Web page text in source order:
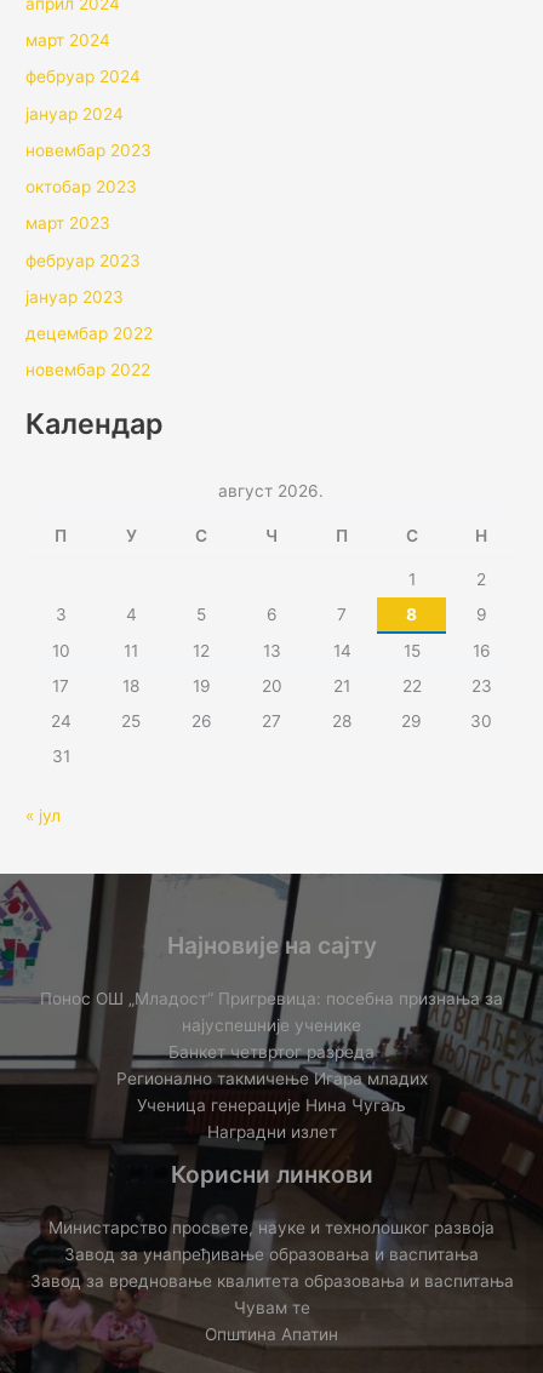
март 2024
фебруар 2024
јануар 2024
новембар 2023
октобар 2023
март 2023
фебруар 2023
јануар 2023
децембар 2022
новембар 2022
Календар
август 2026.
П У С Ч П С Н
1
2
3
4 5 6 7 8
9
10
11 12 13 14 15
16
17
18 19 20 21 22
23
24
25 26 27 28 29
30
31
« јул
Најновије на сајту
Понос ОШ „Младост“ Пригревица: посебна признања за
најуспешније ученике
Банкет четвртог разреда
Регионално такмичењe Игара младих
Ученица генерације Нина Чугаљ
Наградни излет
Корисни линкови
Министарство просвете, науке и технолошког развоја
Завод за унапређивање образовања и васпитања
Завод за вредновање квалитета образовања и васпитања
Чувам те
Општина Апатин